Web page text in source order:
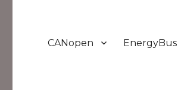
CANopen EnergyBus